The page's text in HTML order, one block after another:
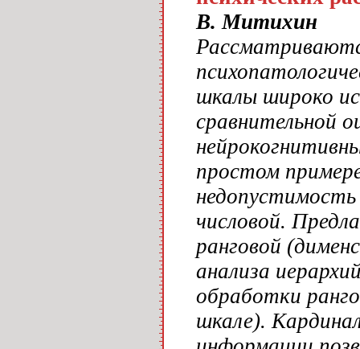
В. Митихин
шкалы широко
сравнительной
простом
числовой.
ранговой
анализа
обработки
шкале).